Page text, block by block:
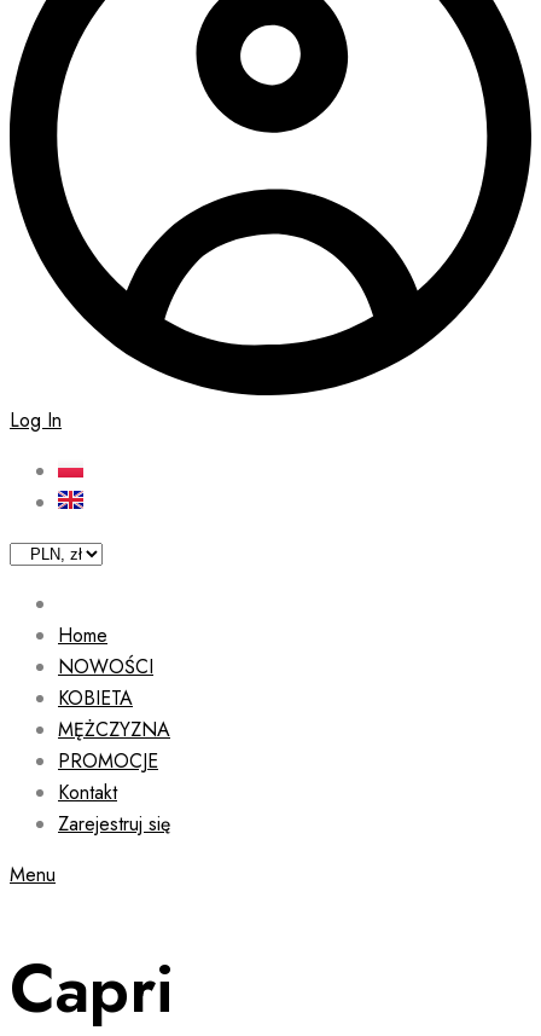
Log In
Home
NOWOŚCI
KOBIETA
MĘŻCZYZNA
PROMOCJE
Kontakt
Zarejestruj się
Menu
Capri